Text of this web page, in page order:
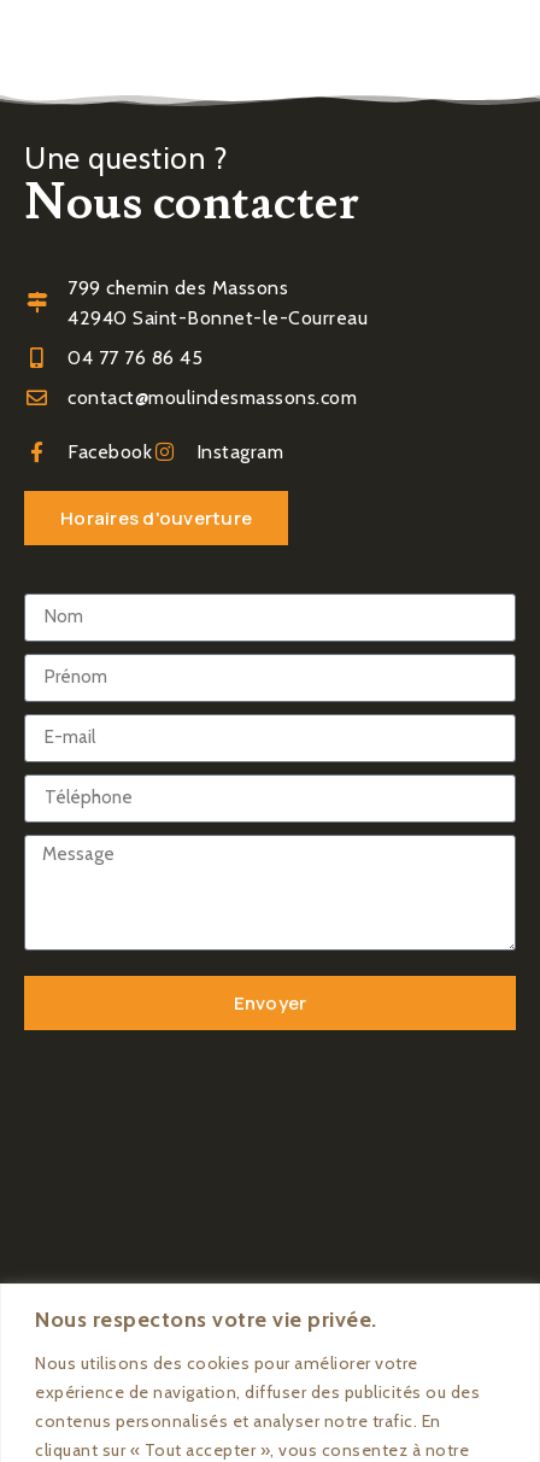
Nous respectons votre vie privée.
Nous utilisons des cookies pour améliorer votre
expérience de navigation, diffuser des publicités ou des
contenus personnalisés et analyser notre trafic. En
cliquant sur « Tout accepter », vous consentez à notre
Une question ?
Nous contacter
799 chemin des Massons
42940 Saint-Bonnet-le-Courreau
04 77 76 86 45
contact@moulindesmassons.com
Facebook Instagram
Horaires d'ouverture
Envoyer